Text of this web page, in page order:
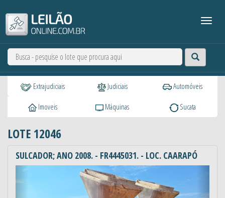
Extrajudiciais Judiciais Automóveis
Imoveis Máquinas Sucata
LOTE 12046
SULCADOR; ANO 2008. - FR4445031. - LOC. CAARAPÓ
Anterior